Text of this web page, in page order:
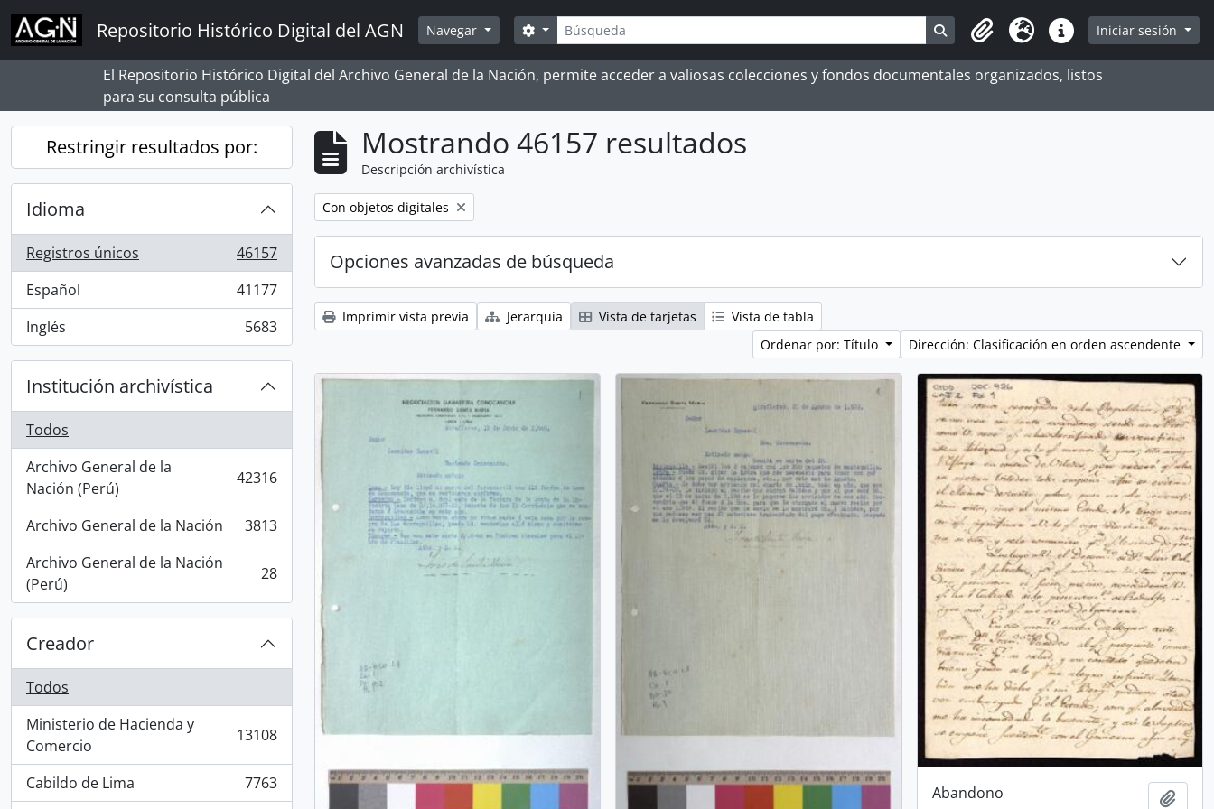
Skip to main content
Repositorio Histórico Digital del AGN Navegar Búsqueda
Search options Search in browse page
Portapapeles
Idioma Enlaces rápidos
Iniciar sesión
El Repositorio Histórico Digital del Archivo General de la Nación, permite acceder a valiosas colecciones y fondos documentales organizados, listos
para su consulta pública
Restringir resultados por:
Idioma
Registros únicos
, 46157 resultados
46157
Español
, 41177 resultados
41177
Inglés
, 5683 resultados 5683
Institución archivística
Todos
Archivo General de la
Nación (Perú)
, 42316 resultados 42316
Archivo General de la Nación
, 3813 resultados
3813
Archivo General de la Nación
(Perú)
, 28 resultados 28
Creador
Todos
Ministerio de Hacienda y
Comercio
, 13108 resultados 13108
Cabildo de Lima
, 7763 resultados
7763
Mostrando 46157 resultados
Descripción archivística
Remove filter:
Con objetos digitales
Opciones avanzadas de búsqueda
Imprimir vista previa Jerarquía Vista de tarjetas
Vista de tabla
Ordenar por: Título
Dirección: Clasificación en orden ascendente
Abandono